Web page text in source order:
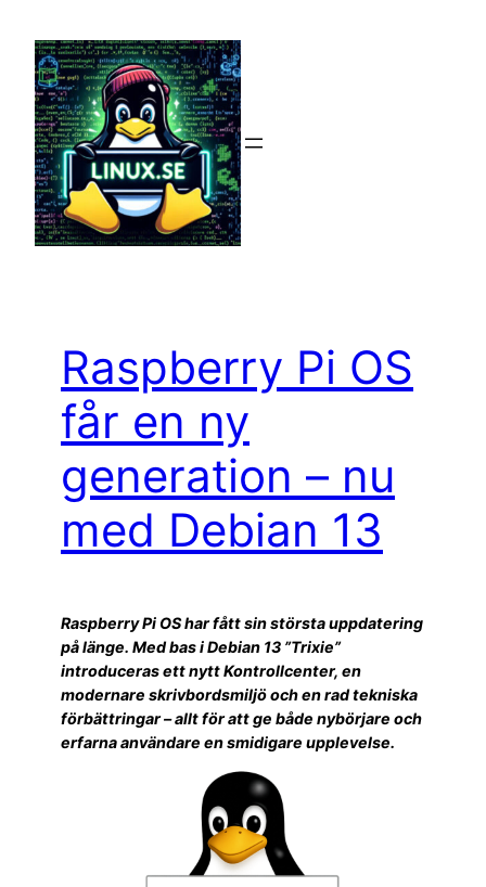
innehåll
Raspberry Pi OS
får en ny
generation – nu
med Debian 13
Raspberry Pi OS har fått sin största uppdatering
på länge. Med bas i Debian 13 ”Trixie”
introduceras ett nytt Kontrollcenter, en
modernare skrivbordsmiljö och en rad tekniska
förbättringar – allt för att ge både nybörjare och
erfarna användare en smidigare upplevelse.